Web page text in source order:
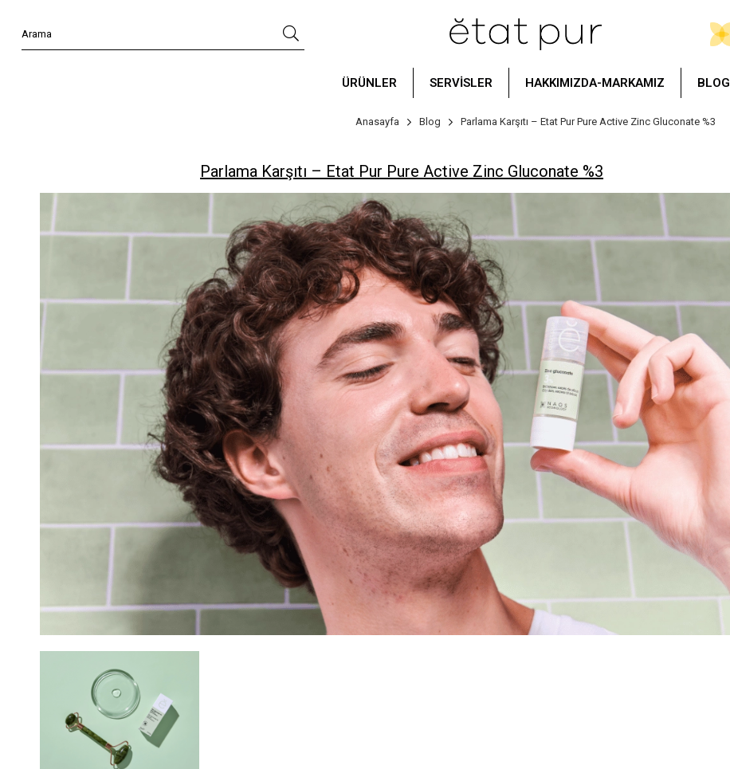
ÜRÜNLER SERVİSLER HAKKIMIZDA-MARKAMIZ BLOG
Anasayfa Blog Parlama Karşıtı – Etat Pur Pure Active Zinc Gluconate %3
Parlama Karşıtı – Etat Pur Pure Active Zinc Gluconate %3